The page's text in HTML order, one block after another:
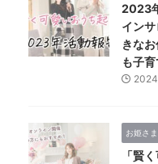
2023
イン
きな
も子
お姫さ
「賢